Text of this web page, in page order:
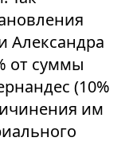
Александра
от суммы
(10%
им